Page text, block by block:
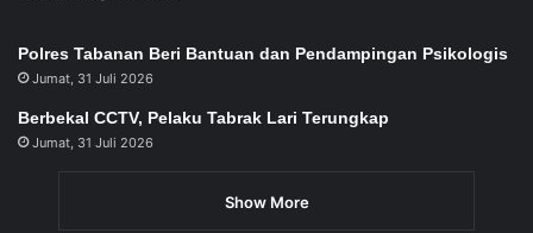
Polres Tabanan Beri Bantuan dan Pendampingan Psikologis
Jumat, 31 Juli 2026
Berbekal CCTV, Pelaku Tabrak Lari Terungkap
Jumat, 31 Juli 2026
Show More